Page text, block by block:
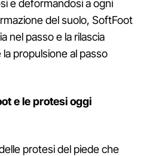
e deformandosi a ogni
del suolo, SoftFoot
nel passo e la rilascia
propulsione al passo
e le protesi oggi
protesi del piede che